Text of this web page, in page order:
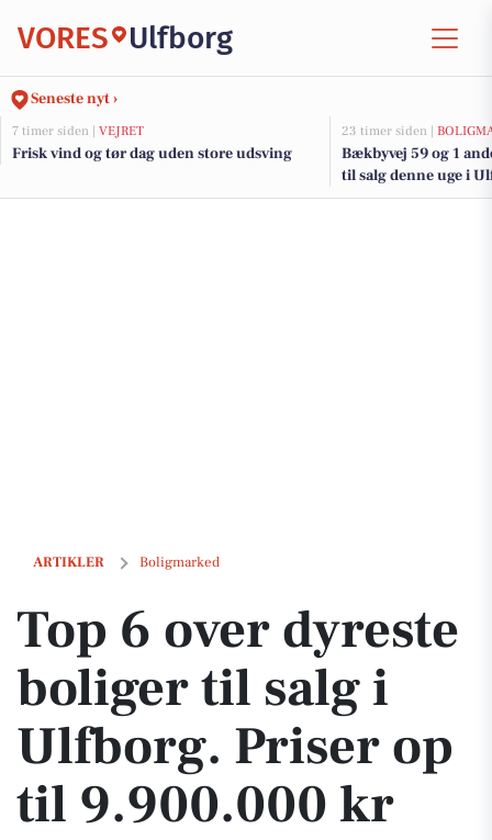
VORES Ulfborg
Seneste nyt ›
7 timer siden | VEJRET
Frisk vind og tør dag uden store udsving
23 timer siden |
Bækbyvej 59 og 1
til salg denne uge i
her.
ARTIKLER Boligmarked
Top 6 over dyreste boliger til salg i Ulfborg. Priser op til 9.900.000 kr
Top 6 over dyreste
boliger til salg i
Ulfborg. Priser op
til 9.900.000 kr